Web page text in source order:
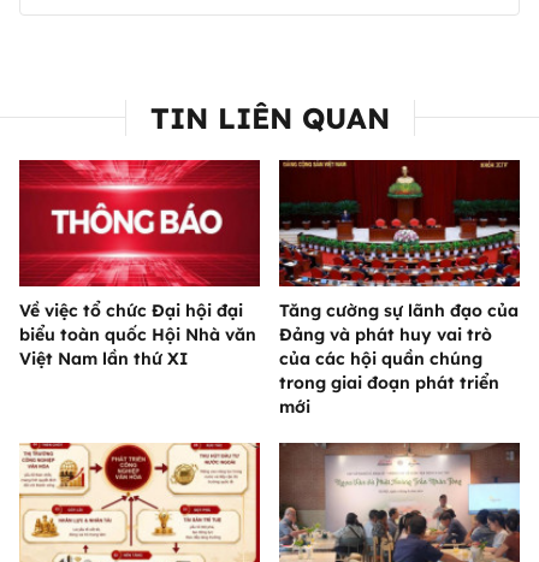
TIN LIÊN QUAN
Về việc tổ chức Đại hội đại
biểu toàn quốc Hội Nhà văn
Việt Nam lần thứ XI
Tăng cường sự lãnh đạo của
Đảng và phát huy vai trò
của các hội quần chúng
trong giai đoạn phát triển
mới